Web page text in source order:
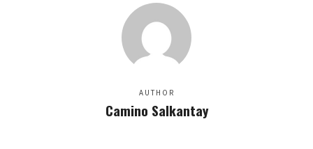
AUTHOR
Camino Salkantay